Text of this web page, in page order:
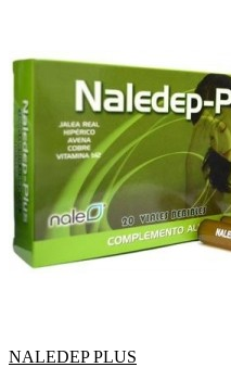
NALEDEP PLUS